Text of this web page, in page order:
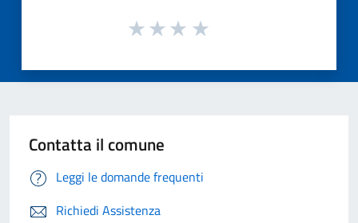
Contatta il comune
Leggi le domande frequenti
Richiedi Assistenza